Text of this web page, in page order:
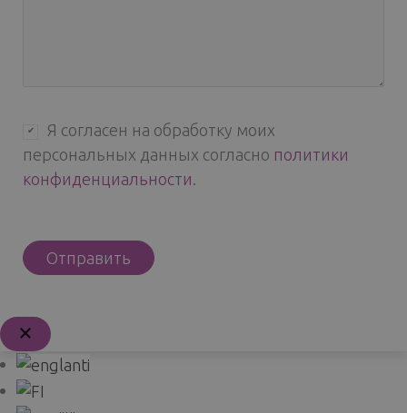
Я согласен на обработку моих
персональных данных согласно политики
конфиденциальности